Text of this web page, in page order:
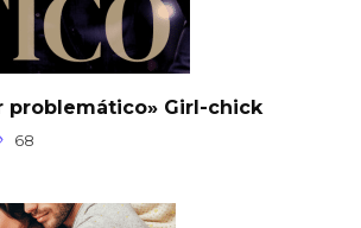
problemático» Girl-chick
68